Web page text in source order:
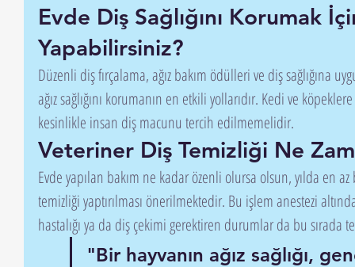
Evde Diş Sağlığını Korumak
Yapabilirsiniz?
Düzenli diş fırçalama, ağız bakım ödülleri ve diş sağlığına
ağız sağlığını korumanın en etkili yollarıdır. Kedi ve
kesinlikle insan diş macunu tercih edilmemelidir.
Veteriner Diş Temizliği Ne
Evde yapılan bakım ne kadar özenli olursa olsun, yılda en
temizliği yaptırılması önerilmektedir. Bu işlem anestezi
hastalığı ya da diş çekimi gerektiren durumlar da bu sırada
"Bir hayvanın ağız sağlığı,